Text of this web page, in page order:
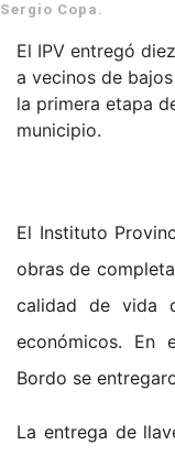
Sergio Copa.
El IPV entregó
a vecinos de
la primera etapa
municipio.
El Instituto
obras de
calidad de vida
económicos. En
Bordo se
La entrega de